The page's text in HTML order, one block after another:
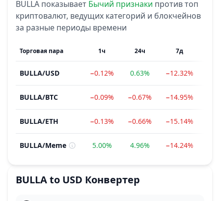
BULLA показывает Бычий признаки против топ
криптовалют, ведущих категорий и блокчейнов
за разные периоды времени
Торговая пара 1ч 24ч 7д
BULLA/USD −0.12% 0.63% −12.32%
BULLA/BTC −0.09% −0.67% −14.95%
BULLA/ETH −0.13% −0.66% −15.14%
BULLA/Meme 5.00% 4.96% −14.24%
BULLAto USD Конвертер